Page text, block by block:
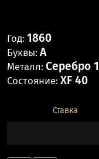
Год: 1860
Буквы: А
Металл: Серебро
Состояние: XF 40
Ставка